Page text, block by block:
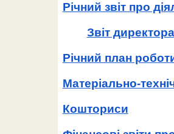
Річний звіт про
Звіт
Річний план
Матеріально-
Кошториси